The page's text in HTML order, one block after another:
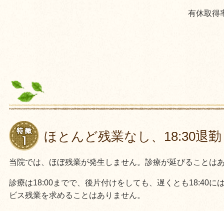
有休取得
ほとんど残業なし、18:30退勤
当院では、ほぼ残業が発生しません。 診療が延びることは
診療は18:00までで、後片付けをしても、遅くとも18:40に
ビス残業を求めることはありません。